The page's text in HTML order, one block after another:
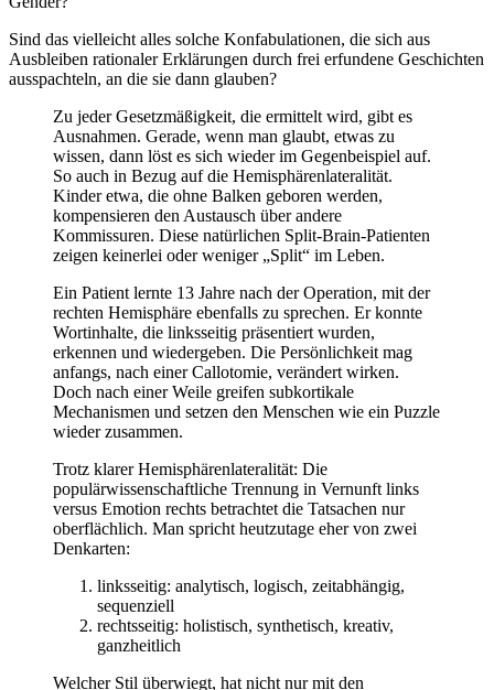
Sind das vielleicht alles solche Konfabulationen, die sich aus
Ausbleiben rationaler Erklärungen durch frei erfundene Geschichten
ausspachteln, an die sie dann glauben?
Zu jeder Gesetzmäßigkeit, die ermittelt wird, gibt es
Ausnahmen. Gerade, wenn man glaubt, etwas zu
wissen, dann löst es sich wieder im Gegenbeispiel auf.
So auch in Bezug auf die Hemisphärenlateralität.
Kinder etwa, die ohne Balken geboren werden,
kompensieren den Austausch über andere
Kommissuren. Diese natürlichen Split-Brain-Patienten
zeigen keinerlei oder weniger „Split“ im Leben.
Ein Patient lernte 13 Jahre nach der Operation, mit der
rechten Hemisphäre ebenfalls zu sprechen. Er konnte
Wortinhalte, die linksseitig präsentiert wurden,
erkennen und wiedergeben. Die Persönlichkeit mag
anfangs, nach einer Callotomie, verändert wirken.
Doch nach einer Weile greifen subkortikale
Mechanismen und setzen den Menschen wie ein Puzzle
wieder zusammen.
Trotz klarer Hemisphärenlateralität: Die
populärwissenschaftliche Trennung in Vernunft links
versus Emotion rechts betrachtet die Tatsachen nur
oberflächlich. Man spricht heutzutage eher von zwei
Denkarten:
linksseitig: analytisch, logisch, zeitabhängig,
sequenziell
rechtsseitig: holistisch, synthetisch, kreativ,
ganzheitlich
Welcher Stil überwiegt, hat nicht nur mit den